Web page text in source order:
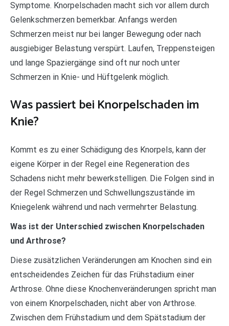
Symptome. Knorpelschaden macht sich vor allem durch
Gelenkschmerzen bemerkbar. Anfangs werden
Schmerzen meist nur bei langer Bewegung oder nach
ausgiebiger Belastung verspürt. Laufen, Treppensteigen
und lange Spaziergänge sind oft nur noch unter
Schmerzen in Knie- und Hüftgelenk möglich.
Was passiert bei Knorpelschaden im
Knie?
Kommt es zu einer Schädigung des Knorpels, kann der
eigene Körper in der Regel eine Regeneration des
Schadens nicht mehr bewerkstelligen. Die Folgen sind in
der Regel Schmerzen und Schwellungszustände im
Kniegelenk während und nach vermehrter Belastung.
Was ist der Unterschied zwischen Knorpelschaden
und Arthrose?
Diese zusätzlichen Veränderungen am Knochen sind ein
entscheidendes Zeichen für das Frühstadium einer
Arthrose. Ohne diese Knochenveränderungen spricht man
von einem Knorpelschaden, nicht aber von Arthrose.
Zwischen dem Frühstadium und dem Spätstadium der